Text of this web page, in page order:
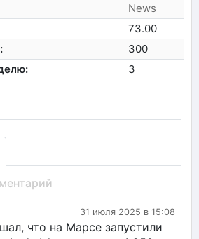
News
73.00
300
3
31 июля 2025 в 15:08
что на Марсе запустили